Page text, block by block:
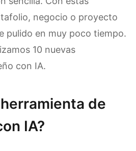
negocio o proyecto
pulido en muy poco tiempo.
10 nuevas
con IA.
de
IA?